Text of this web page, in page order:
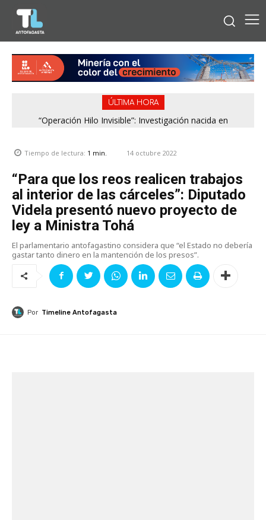
ÚLTIMA HORA
“Operación Hilo Invisible”: Investigación nacida en
Tiempo de lectura: 1 min. 14 octubre 2022
“Para que los reos realicen trabajos
al interior de las cárceles”: Diputado
Videla presentó nuevo proyecto de
ley a Ministra Tohá
El parlamentario antofagastino considera que “el Estado no debería
gastar tanto dinero en la mantención de los presos”.
Por Timeline Antofagasta